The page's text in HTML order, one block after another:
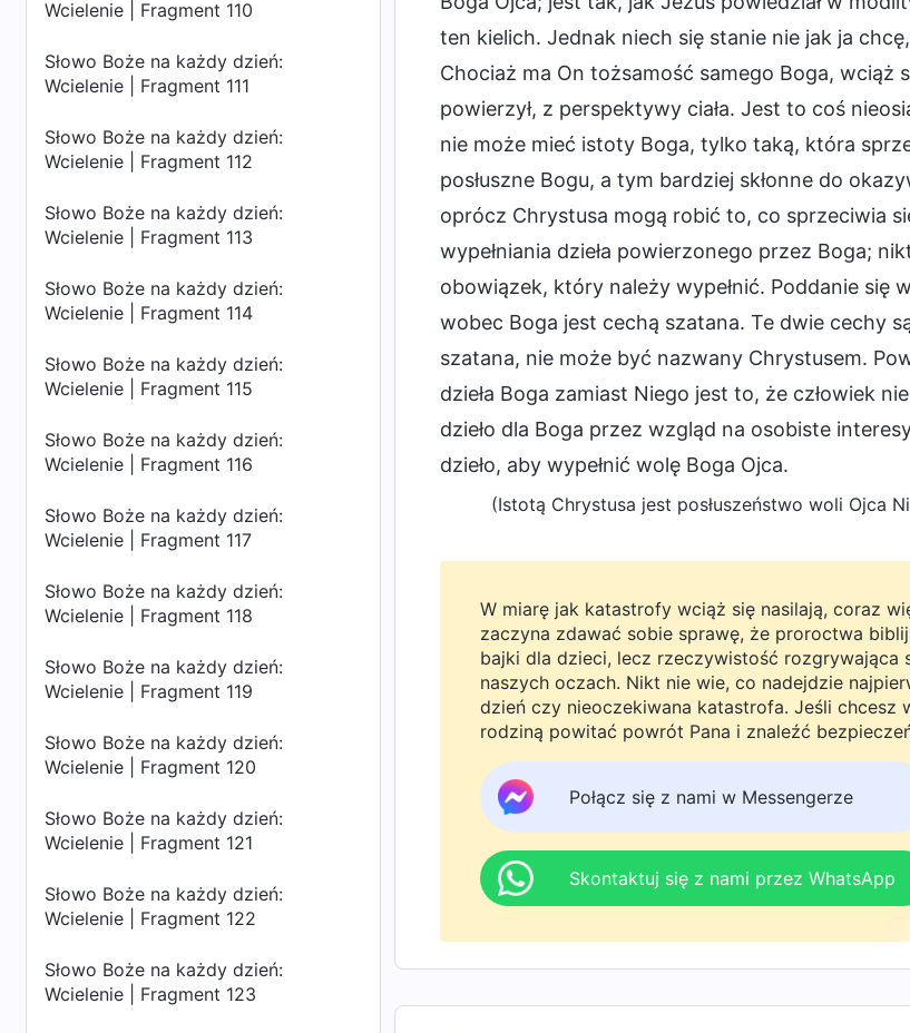
Wcielenie | Fragment 110
Słowo Boże na każdy dzień:
Wcielenie | Fragment 111
Słowo Boże na każdy dzień:
Wcielenie | Fragment 112
Słowo Boże na każdy dzień:
Wcielenie | Fragment 113
Słowo Boże na każdy dzień:
Wcielenie | Fragment 114
Słowo Boże na każdy dzień:
Wcielenie | Fragment 115
Słowo Boże na każdy dzień:
Wcielenie | Fragment 116
Słowo Boże na każdy dzień:
Wcielenie | Fragment 117
Słowo Boże na każdy dzień:
Wcielenie | Fragment 118
Słowo Boże na każdy dzień:
Wcielenie | Fragment 119
Słowo Boże na każdy dzień:
Wcielenie | Fragment 120
Słowo Boże na każdy dzień:
Wcielenie | Fragment 121
Słowo Boże na każdy dzień:
Wcielenie | Fragment 122
Słowo Boże na każdy dzień:
Wcielenie | Fragment 123
ten kielich. Jednak niech się stanie nie jak ja
Chociaż ma On tożsamość samego Boga, wciąż
powierzył, z perspektywy ciała. Jest to coś
nie może mieć istoty Boga, tylko taką, która
posłuszne Bogu, a tym bardziej skłonne do
oprócz Chrystusa mogą robić to, co sprzeciwia
wypełniania dzieła powierzonego przez Boga;
obowiązek, który należy wypełnić. Poddanie się
wobec Boga jest cechą szatana. Te dwie cechy
szatana, nie może być nazwany Chrystusem.
dzieła Boga zamiast Niego jest to, że człowiek
dzieło dla Boga przez wzgląd na osobiste
dzieło, aby wypełnić wolę Boga Ojca.
(Istotą Chrystusa jest posłuszeństwo woli Ojca
W miarę jak katastrofy wciąż się nasilają, coraz
zaczyna zdawać sobie sprawę, że proroctwa
bajki dla dzieci, lecz rzeczywistość rozgrywająca
naszych oczach. Nikt nie wie, co nadejdzie
dzień czy nieoczekiwana katastrofa. Jeśli chcesz
rodziną powitać powrót Pana i znaleźć
Bożą ochroną, kliknij WhatsAppa lub Messengera,
do naszej grupy studyjnej. Nie odkładaj tego do
Połącz się z nami w Messengerze
Skontaktuj się z nami przez WhatsApp